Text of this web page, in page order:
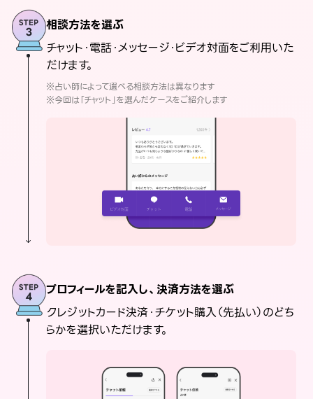
相談方法を選ぶ
チャット・電話・メッセージ・ビデオ対面をご利用いた
だけます。
※占い師によって選べる相談方法は異なります
※今回は「チャット」を選んだケースをご紹介します
プロフィールを記入し、決済方法を選ぶ
クレジットカード決済・チケット購入（先払い）のどち
らかを選択いただけます。